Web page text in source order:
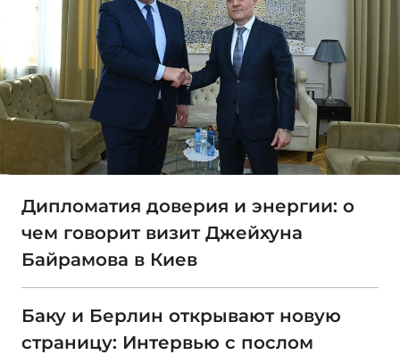
Дипломатия доверия и энергии: о
чем говорит визит Джейхуна
Байрамова в Киев
Баку и Берлин открывают новую
страницу: Интервью с послом